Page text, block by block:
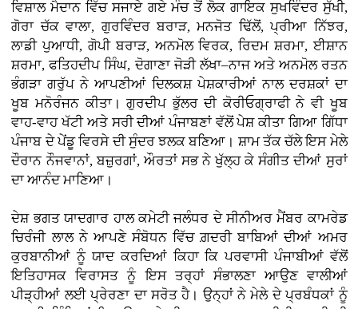
ਵਿਸ਼ਾਲ ਮੈਦਾਨ ਵਿੱਚ ਸਜਾਏ ਗਏ ਮੰਚ ਤੋਂ ਲੋਕ ਗਾਇਕ ਸੁਖਵਿੰਦਰ ਸੁੱਖੀ,
ਗੋਰਾ ਚੱਕ ਵਾਲਾ, ਗੁਰਵਿੰਦਰ ਬਰਾੜ, ਮਨਜੋਤ ਢਿੱਲੋਂ, ਪ੍ਰੀਆ ਨਿੱਝਰ,
ਲਾਡੀ ਪੁਆਧੀ, ਗੋਪੀ ਬਰਾੜ, ਅਨਮੋਲ ਵਿਰਕ, ਰਿਦਮ ਸ਼ਰਮਾ, ਈਸ਼ਾਨ
ਸ਼ਰਮਾ, ਫਤਿਹਦੀਪ ਸਿੰਘ, ਦੋਗਾਣਾ ਜੋੜੀ ਲੱਖਾ–ਨਾਜ ਅਤੇ ਅਨਮੋਲ ਰਤਨ
ਭੰਗੜਾ ਗਰੁੱਪ ਨੇ ਆਪਣੀਆਂ ਦਿਲਕਸ਼ ਪੇਸ਼ਕਾਰੀਆਂ ਨਾਲ ਦਰਸ਼ਕਾਂ ਦਾ
ਖੂਬ ਮਨੋਰੰਜਨ ਕੀਤਾ। ਗੁਰਦੀਪ ਭੁੱਲਰ ਦੀ ਕੋਰੀਓਗ੍ਰਾਫੀ ਨੇ ਵੀ ਖੂਬ
ਵਾਹ-ਵਾਹ ਖੱਟੀ ਅਤੇ ਸਰੀ ਦੀਆਂ ਪੰਜਾਬਣਾਂ ਵੱਲੋਂ ਪੇਸ਼ ਕੀਤਾ ਗਿਆ ਗਿੱਧਾ
ਪੰਜਾਬ ਦੇ ਪੇਂਡੂ ਵਿਰਸੇ ਦੀ ਸੁੰਦਰ ਝਲਕ ਬਣਿਆ। ਸ਼ਾਮ ਤੱਕ ਚੱਲੇ ਇਸ ਮੇਲੇ
ਦੌਰਾਨ ਨੌਜਵਾਨਾਂ, ਬਜ਼ੁਰਗਾਂ, ਔਰਤਾਂ ਸਭ ਨੇ ਖੁੱਲ੍ਹ ਕੇ ਸੰਗੀਤ ਦੀਆਂ ਸੁਰਾਂ
ਦਾ ਆਨੰਦ ਮਾਣਿਆ।
ਦੇਸ਼ ਭਗਤ ਯਾਦਗਾਰ ਹਾਲ ਕਮੇਟੀ ਜਲੰਧਰ ਦੇ ਸੀਨੀਅਰ ਮੈਂਬਰ ਕਾਮਰੇਡ
ਚਿਰੰਜੀ ਲਾਲ ਨੇ ਆਪਣੇ ਸੰਬੋਧਨ ਵਿੱਚ ਗ਼ਦਰੀ ਬਾਬਿਆਂ ਦੀਆਂ ਅਮਰ
ਕੁਰਬਾਨੀਆਂ ਨੂੰ ਯਾਦ ਕਰਦਿਆਂ ਕਿਹਾ ਕਿ ਪਰਵਾਸੀ ਪੰਜਾਬੀਆਂ ਵੱਲੋਂ
ਇਤਿਹਾਸਕ ਵਿਰਾਸਤ ਨੂੰ ਇਸ ਤਰ੍ਹਾਂ ਸੰਭਾਲਣਾ ਆਉਣ ਵਾਲੀਆਂ
ਪੀੜ੍ਹੀਆਂ ਲਈ ਪ੍ਰੇਰਣਾ ਦਾ ਸਰੋਤ ਹੈ। ਉਨ੍ਹਾਂ ਨੇ ਮੇਲੇ ਦੇ ਪ੍ਰਬੰਧਕਾਂ ਨੂੰ